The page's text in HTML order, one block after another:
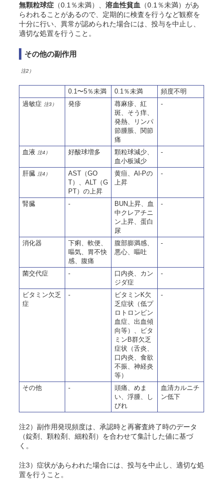
無顆粒球症 （0.1％未満）、 溶血性貧血
（0.1％未満）があ
らわれることがあるので、定期的に検査を行うなど観察を
十分に行い、異常が認められた場合には、投与を中止し、
適切な処置を行うこと。
その他の副作用
注2）
0.1〜5％未満 0.1％未満
頻度不明
過敏症 注3） 発疹
蕁麻疹、紅
斑、 そう 痒、
発熱、リンパ
節腫脹、関節
痛
-
血液 注4） 好酸球増多
顆粒球減少、
血小板減少
-
肝臓 注4）
AST（GO
T）、ALT（G
PT）の上昇
黄疸、Al-Pの
上昇
-
腎臓 -
BUN上昇、血
中クレアチニ
ン上昇、蛋白
尿
-
消化器
下痢、軟便、
嘔気、胃不快
感、腹痛
腹部膨満感、
悪心、嘔吐
-
菌交代症 -
口内炎、カン
ジダ症
-
ビタミン欠乏
症
-
ビタミンK欠
乏症状（低プ
ロトロンビン
血症、出血傾
向等）、ビタ
ミンB群欠乏
症状（舌炎、
口内炎、食欲
不振、神経炎
等）
-
その他 -
頭痛、めま
い、浮腫、し
びれ
血清カルニチ
ン低下
注2）副作用発現頻度は、承認時と再審査終了時のデータ
（錠剤、顆粒剤、細粒剤）を合わせて集計した値に基づ
く。
注3）症状があらわれた場合には、投与を中止し、適切な処
置を行うこと。